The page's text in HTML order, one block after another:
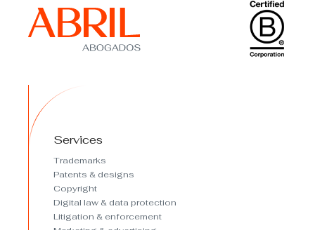
Services
Trademarks
Patents & designs
Copyright
Digital law & data protection
Litigation & enforcement